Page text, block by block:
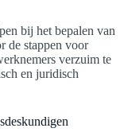
bij het bepalen van
de stappen voor
verzuim te
en juridisch